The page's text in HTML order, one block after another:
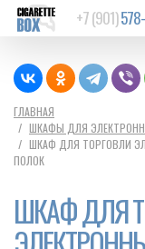
+7 (901)
ГЛАВНАЯ
ШКАФЫ ДЛЯ
ШКАФ ДЛЯ ТОРГОВЛИ
ПОЛОК
ШКАФ ДЛЯ